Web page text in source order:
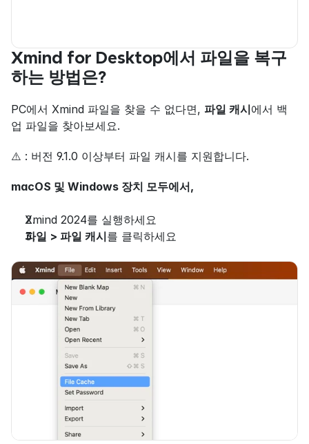
Xmind for Desktop에서 파일을 복구
하는 방법은?
PC에서 Xmind 파일을 찾을 수 없다면, 파일 캐시에서 백
업 파일을 찾아보세요.
⚠️ : 버전 9.1.0 이상부터 파일 캐시를 지원합니다.
macOS 및 Windows 장치 모두에서,
Xmind 2024를 실행하세요
파일 > 파일 캐시를 클릭하세요